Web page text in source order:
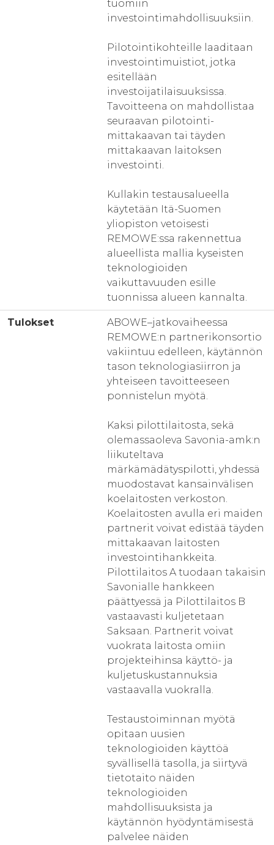
tuomiin
investointimahdollisuuksiin.
Pilotointikohteille laaditaan
investointimuistiot, jotka
esitellään
investoijatilaisuuksissa.
Tavoitteena on mahdollistaa
seuraavan pilotointi-
mittakaavan tai täyden
mittakaavan laitoksen
investointi.
Kullakin testausalueella
käytetään Itä-Suomen
yliopiston vetoisesti
REMOWE:ssa rakennettua
alueellista mallia kyseisten
teknologioiden
vaikuttavuuden esille
tuonnissa alueen kannalta.
Tulokset
ABOWE–jatkovaiheessa
REMOWE:n partnerikonsortio
vakiintuu edelleen, käytännön
tason teknologiasiirron ja
yhteiseen tavoitteeseen
ponnistelun myötä.
Kaksi pilottilaitosta, sekä
olemassaoleva Savonia-amk:n
liikuteltava
märkämädätyspilotti, yhdessä
muodostavat kansainvälisen
koelaitosten verkoston.
Koelaitosten avulla eri maiden
partnerit voivat edistää täyden
mittakaavan laitosten
investointihankkeita.
Pilottilaitos A tuodaan takaisin
Savonialle hankkeen
päättyessä ja Pilottilaitos B
vastaavasti kuljetetaan
Saksaan. Partnerit voivat
vuokrata laitosta omiin
projekteihinsa käyttö- ja
kuljetuskustannuksia
vastaavalla vuokralla.
Testaustoiminnan myötä
opitaan uusien
teknologioiden käyttöä
syvällisellä tasolla, ja siirtyvä
tietotaito näiden
teknologioiden
mahdollisuuksista ja
käytännön hyödyntämisestä
palvelee näiden